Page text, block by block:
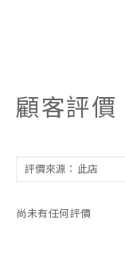
顧客評價
尚未有任何評價